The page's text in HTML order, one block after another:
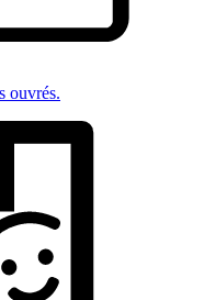
ouvrés.